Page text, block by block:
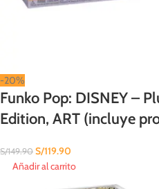
-20%
Funko Pop: DISNEY –
Edition, ART (incluye
S/149.90 S/119.90
Añadir al carrito